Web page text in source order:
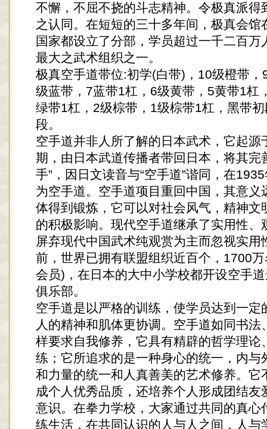
不懈，不屈不挠的斗志精神。令极真派得
之认同。在短短的三十多年间，极真会馆
国家都设立了分部，学员超过一千二百万
最大之武术组织之一。
极真空手道带位:初学(白带)，10级橙带，
级蓝带，7蓝带1杠，6级黄带，5黄带1杠
绿带1杠，2级棕带，1级棕带1杠，黑带
段。
空手道并非人所了解的日本武术，它起源
期，由日本武道传播者带回日本，将其完
手”，因日文读音与“空手道”谐同，在
为空手道。空手道项目重回中国，其意义
体得到锻炼，它可以对社会风气，精神文
的积极影响。现代空手道继承了实用性、
屏弃现代中国武术纯观赏为主而忽视实用
前，世界已拥有联盟组织近百个，1700
会员)，在日本的大中小学校都开设空手
俱乐部。
空手道是以严格的训练，使学员达到一定
人的精神和肌体更协调。空手道如同书法
样要求自我修养，它具有精辟的哲学理论
练；它所追求的是一种身心的统一，内与
和力量的统一和人真善美的艺术修养。它
成个人优秀品质，还培养个人形成团结友
意识。在拳力学校，大家通过共同的真心
练生活，在共同认识的人与人之间，人与